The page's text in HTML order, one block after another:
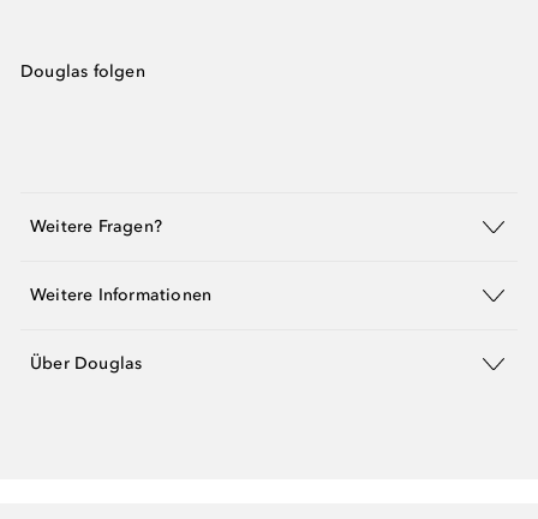
Douglas folgen
Weitere Fragen?
Weitere Informationen
Über Douglas